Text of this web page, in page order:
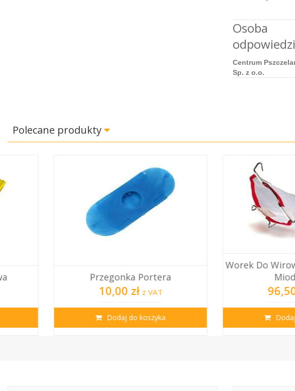
Osoba
Centrum
Sp. z o.o.
Polecane produkty
Przegonka Portera
z VAT
Dodaj do koszyka
Worek Do Wirowania
Miodarkach
z VAT
Dodaj do koszyka